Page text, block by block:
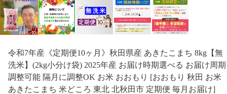
令和7年産《定期便10ヶ月》秋田県産 あきたこまち 8kg【無
洗米】(2kg小分け袋) 2025年産 お届け時期選べる お届け周期
調整可能 隔月に調整OK お米 おおもり [おおもり 秋田 お米
あきたこまち 米どころ 東北 北秋田市 定期便 毎月お届け]